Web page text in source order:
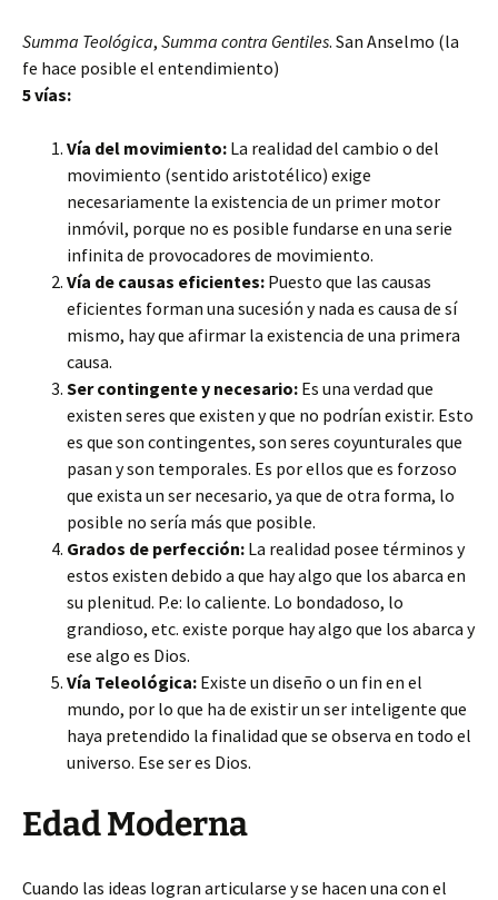
Summa Teológica, Summa contra Gentiles. San Anselmo (la
fe hace posible el entendimiento)
5 vías:
Vía del movimiento: La realidad del cambio o del
movimiento (sentido aristotélico) exige
necesariamente la existencia de un primer motor
inmóvil, porque no es posible fundarse en una serie
infinita de provocadores de movimiento.
Vía de causas eficientes: Puesto que las causas
eficientes forman una sucesión y nada es causa de sí
mismo, hay que afirmar la existencia de una primera
causa.
Ser contingente y necesario: Es una verdad que
existen seres que existen y que no podrían existir. Esto
es que son contingentes, son seres coyunturales que
pasan y son temporales. Es por ellos que es forzoso
que exista un ser necesario, ya que de otra forma, lo
posible no sería más que posible.
Grados de perfección: La realidad posee términos y
estos existen debido a que hay algo que los abarca en
su plenitud. P.e: lo caliente. Lo bondadoso, lo
grandioso, etc. existe porque hay algo que los abarca y
ese algo es Dios.
Vía Teleológica: Existe un diseño o un fin en el
mundo, por lo que ha de existir un ser inteligente que
haya pretendido la finalidad que se observa en todo el
universo. Ese ser es Dios.
Edad Moderna
Cuando las ideas logran articularse y se hacen una con el